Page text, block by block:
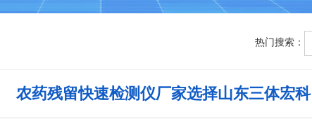
热门搜索：
农药残留快速检测仪厂家选择山东三体宏科